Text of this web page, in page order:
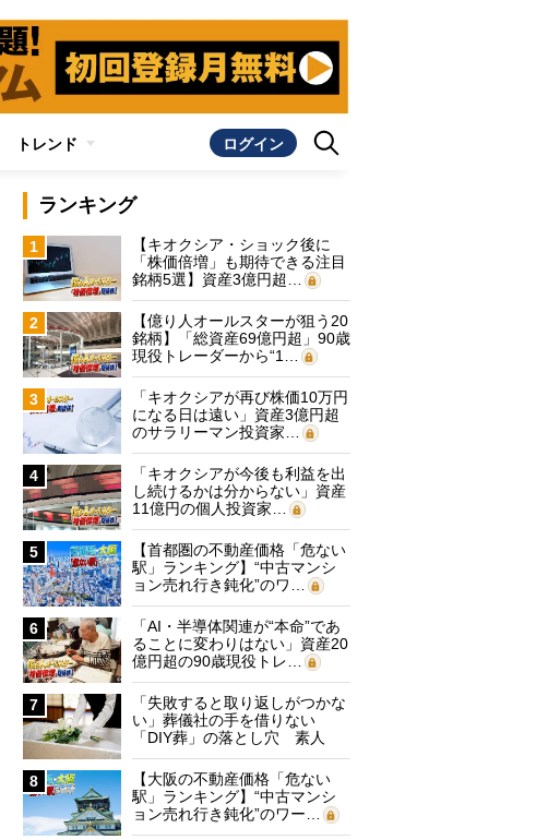
トレンド ログイン
ランキング
1
【キオクシア・ショック後に
「株価倍増」も期待できる注目
銘柄5選】資産3億円超…
2
【億り人オールスターが狙う20
銘柄】「総資産69億円超」90歳
現役トレーダーから“1…
3
「キオクシアが再び株価10万円
になる日は遠い」資産3億円超
のサラリーマン投資家…
4
「キオクシアが今後も利益を出
し続けるかは分からない」資産
11億円の個人投資家…
5
【首都圏の不動産価格「危ない
駅」ランキング】“中古マンシ
ョン売れ行き鈍化”のワ…
6
「AI・半導体関連が“本命”であ
ることに変わりはない」資産20
億円超の90歳現役トレ…
7
「失敗すると取り返しがつかな
い」葬儀社の手を借りない
「DIY葬」の落とし穴 素人
に…
8
【大阪の不動産価格「危ない
駅」ランキング】“中古マンシ
ョン売れ行き鈍化”のワー…